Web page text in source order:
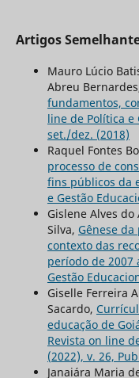
Artigos
Mauro Lúcio
Abreu
fundamentos,
line de Política e
set./dez. (2018)
Raquel Fontes
processo de
fins públicos da
e Gestão
Gislene Alves
Silva, Gênese
contexto das
período de 2007
Gestão
Giselle Ferreira
Sacardo,
educação de
Revista on line
(2022), v. 26,
Janaiára Maria